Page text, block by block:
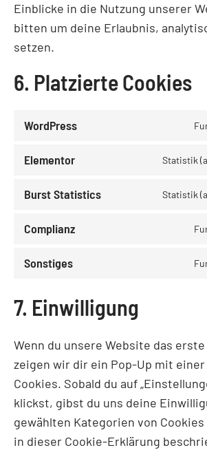
Einblicke in die Nutzung unserer
bitten um deine Erlaubnis,
setzen.
6. Platzierte Cookies
WordPress
Elementor Statistik
Burst Statistics Statistik
Complianz
Sonstiges
7. Einwilligung
Wenn du unsere Website das
zeigen wir dir ein Pop-Up mit
Cookies. Sobald du auf
klickst, gibst du uns deine
gewählten Kategorien von
in dieser Cookie-Erklärung